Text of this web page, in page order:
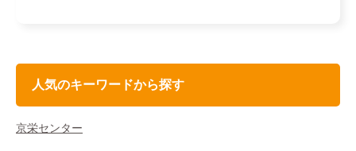
人気のキーワードから探す
京栄センター